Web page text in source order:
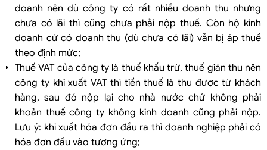
doanh nên dù công ty có rất nhiều doanh thu nhưng
chưa có lãi thì cũng chưa phải nộp thuế. Còn hộ kinh
doanh cứ có doanh thu (dù chưa có lãi) vẫn bị áp thuế
theo định mức;
Thuế VAT của công ty là thuế khấu trừ, thuế gián thu nên
công ty khi xuất VAT thì tiền thuế là thu được từ khách
hàng, sau đó nộp lại cho nhà nước chứ không phải
khoản thuế công ty không kinh doanh cũng phải nộp.
Lưu ý: khi xuất hóa đơn đầu ra thì doanh nghiệp phải có
hóa đơn đầu vào tương ứng;